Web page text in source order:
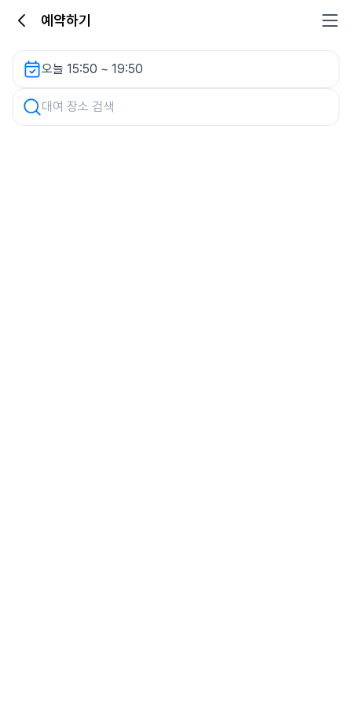
예약하기
오늘 15:50 ~ 19:50
양지로 공영주차장 렌터카